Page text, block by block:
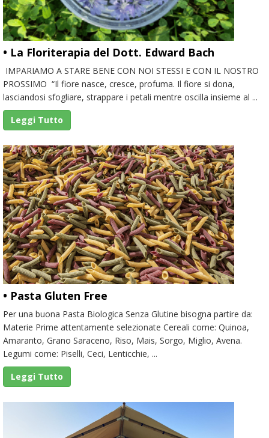
• La Floriterapia del Dott. Edward Bach
IMPARIAMO A STARE BENE CON NOI STESSI E CON IL NOSTRO
PROSSIMO “Il fiore nasce, cresce, profuma. Il fiore si dona,
lasciandosi sfogliare, strappare i petali mentre oscilla insieme al ...
Leggi Tutto
• Pasta Gluten Free
Per una buona Pasta Biologica Senza Glutine bisogna partire da:
Materie Prime attentamente selezionate Cereali come: Quinoa,
Amaranto, Grano Saraceno, Riso, Mais, Sorgo, Miglio, Avena.
Legumi come: Piselli, Ceci, Lenticchie, ...
Leggi Tutto